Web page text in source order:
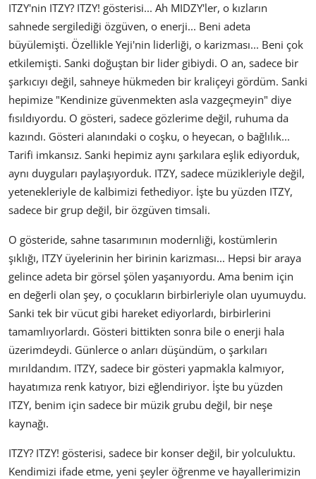
ITZY'nin ITZY? ITZY! gösterisi... Ah MIDZY'ler, o kızların
sahnede sergilediği özgüven, o enerji... Beni adeta
büyülemişti. Özellikle Yeji'nin liderliği, o karizması... Beni çok
etkilemişti. Sanki doğuştan bir lider gibiydi. O an, sadece bir
şarkıcıyı değil, sahneye hükmeden bir kraliçeyi gördüm. Sanki
hepimize "Kendinize güvenmekten asla vazgeçmeyin" diye
fısıldıyordu. O gösteri, sadece gözlerime değil, ruhuma da
kazındı. Gösteri alanındaki o coşku, o heyecan, o bağlılık...
Tarifi imkansız. Sanki hepimiz aynı şarkılara eşlik ediyorduk,
aynı duyguları paylaşıyorduk. ITZY, sadece müzikleriyle değil,
yetenekleriyle de kalbimizi fethediyor. İşte bu yüzden ITZY,
sadece bir grup değil, bir özgüven timsali.
O gösteride, sahne tasarımının modernliği, kostümlerin
şıklığı, ITZY üyelerinin her birinin karizması... Hepsi bir araya
gelince adeta bir görsel şölen yaşanıyordu. Ama benim için
en değerli olan şey, o çocukların birbirleriyle olan uyumuydu.
Sanki tek bir vücut gibi hareket ediyorlardı, birbirlerini
tamamlıyorlardı. Gösteri bittikten sonra bile o enerji hala
üzerimdeydi. Günlerce o anları düşündüm, o şarkıları
mırıldandım. ITZY, sadece bir gösteri yapmakla kalmıyor,
hayatımıza renk katıyor, bizi eğlendiriyor. İşte bu yüzden
ITZY, benim için sadece bir müzik grubu değil, bir neşe
kaynağı.
ITZY? ITZY! gösterisi, sadece bir konser değil, bir yolculuktu.
Kendimizi ifade etme, yeni şeyler öğrenme ve hayallerimizin